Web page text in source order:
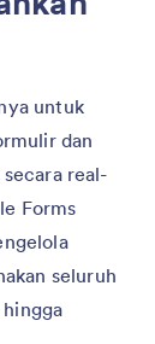
untuk
dan
real-
Forms
seluruh